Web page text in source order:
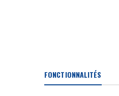
FONCTIONNALITÉS